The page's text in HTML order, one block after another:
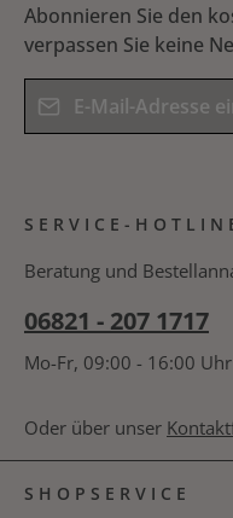
Abonnieren Sie den
verpassen Sie keine
E-Mail-Adresse*
Kenntnis genommen
Bitte geben Sie das
SERVICE-
Beratung und
06821 - 207 1717
Mo-Fr, 09:00 - 16:00 Uhr
Oder über unser
SHOPSERVICE